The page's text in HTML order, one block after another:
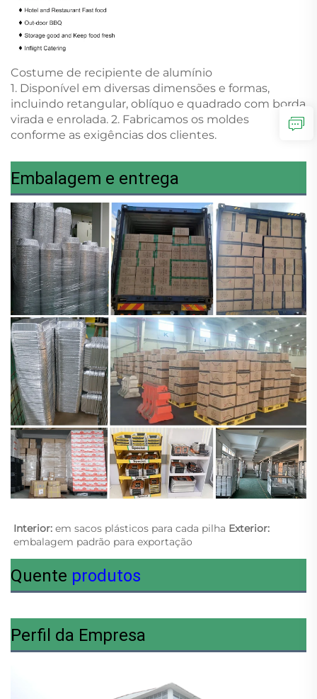
Costume de recipiente de alumínio
1. Disponível em diversas dimensões e formas,
incluindo retangular, oblíquo e quadrado com borda
virada e enrolada. 2. Fabricamos os moldes
conforme as exigências dos clientes.
Embalagem e entrega
Interior: em sacos plásticos para cada pilha
embalagem padrão para exportação
Quente produtos
Perfil da Empresa